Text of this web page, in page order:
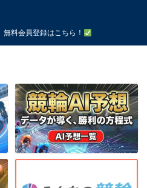
料会員登録はこちら！